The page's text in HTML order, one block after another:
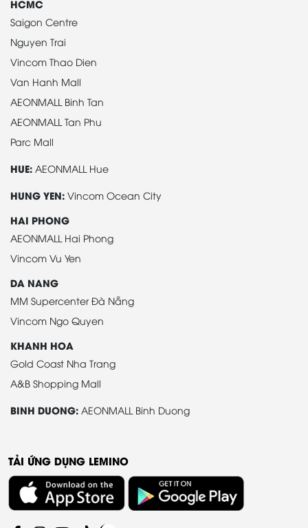
HCMC
Saigon Centre
Nguyen Trai
Vincom Thao Dien
Van Hanh Mall
AEONMALL Binh Tan
AEONMALL Tan Phu
Parc Mall
HUE: AEONMALL Hue
HUNG YEN: Vincom Ocean City
HAI PHONG
AEONMALL Hai Phong
Vincom Vu Yen
DA NANG
MM Supercenter Đà Nẵng
Vincom Ngo Quyen
KHANH HOA
Gold Coast Nha Trang
A&B Shopping Mall
BINH DUONG: AEONMALL Binh Duong
TẢI ỨNG DỤNG LEMINO